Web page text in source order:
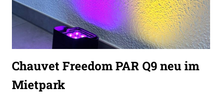
Chauvet Freedom PAR Q9 neu im
Mietpark